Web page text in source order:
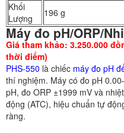
Khối
Lượng
196 g
Máy đo pH/ORP/
Giá tham khảo: 3.250.000
thời điểm)
PHS-550 là chiếc máy đo pH
thí nghiệm. Máy có đo pH
pH, đo ORP ±1999 mV và
động (ATC), hiệu chuẩn tự
ràng.